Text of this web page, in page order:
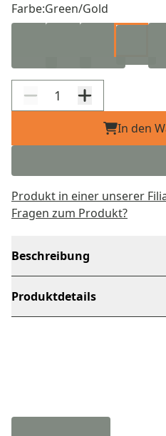
Farbe:Green/Gold
In den
Produkt in einer unserer
Fragen zum Produkt?
Beschreibung
Produktdetails